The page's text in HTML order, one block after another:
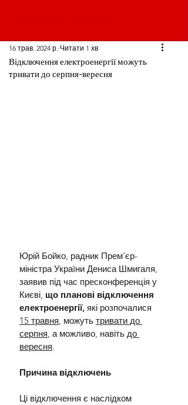
Відключення електроенергії можуть
тривати до серпня-вересня
16 трав. 2024 р. Читати 1 хв
Юрій Бойко, радник Прем’єр-
міністра України Дениса Шмигаля,
заявив під час пресконференція у
Києві, що планові відключення
електроенергії, які розпочалися
15 травня, можуть тривати до
серпня, а можливо, навіть до
вересня.
Причина відключень
Ці відключення є наслідком